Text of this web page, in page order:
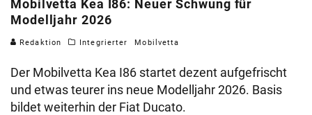
Mobilvetta Kea I86: Neuer Schwung für
Modelljahr 2026
Redaktion Integrierter Mobilvetta
Der Mobilvetta Kea I86 startet dezent aufgefrischt
und etwas teurer ins neue Modelljahr 2026. Basis
bildet weiterhin der Fiat Ducato.